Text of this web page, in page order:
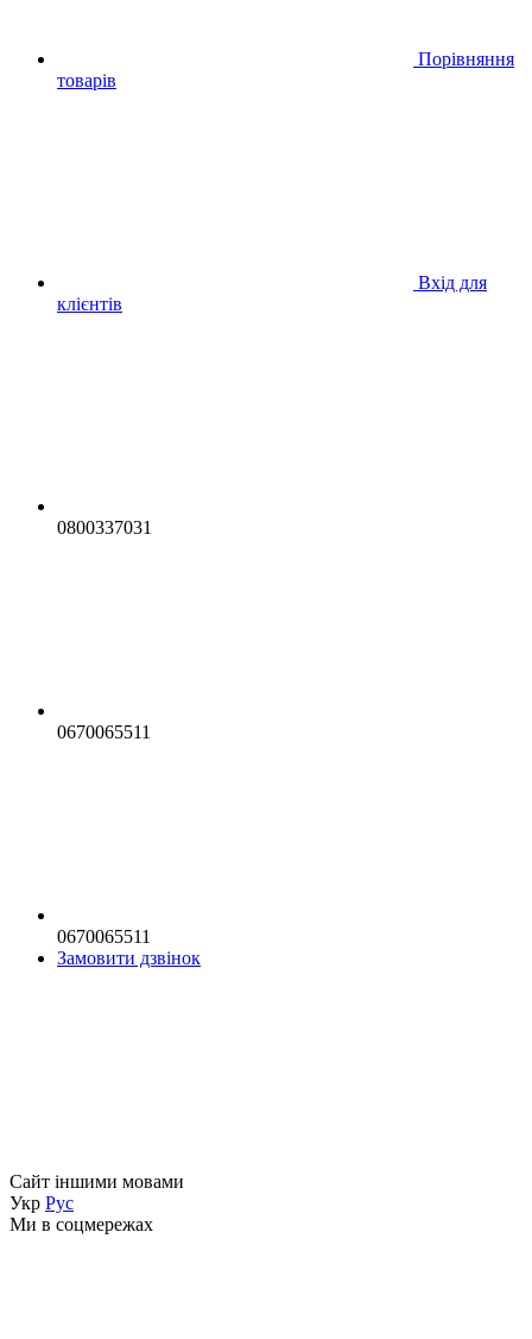
Порівняння
товарів
Вхід для
клієнтів
0800337031
0670065511
0670065511
Замовити дзвінок
Сайт іншими мовами
Укр Рус
Ми в соцмережах